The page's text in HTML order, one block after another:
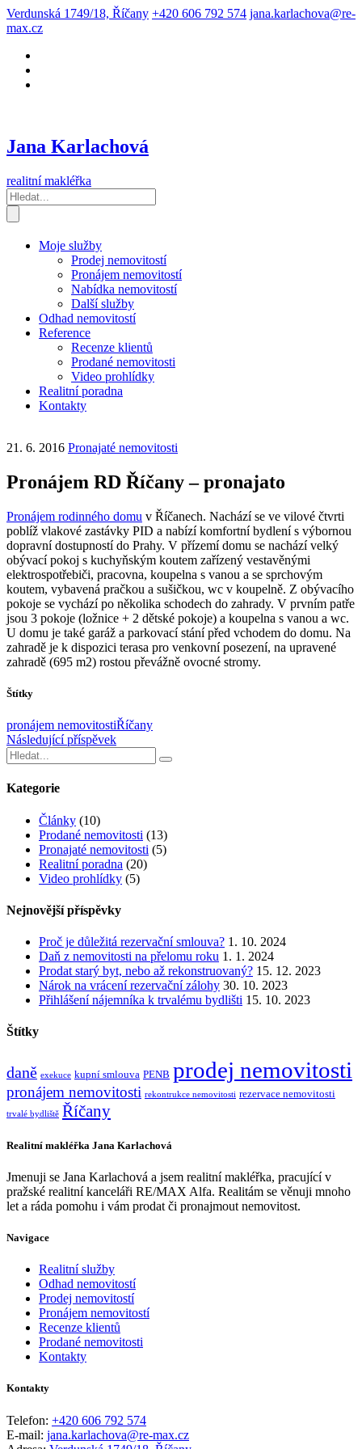
Verdunská 1749/18, Říčany +420 606 792 574 jana.karlachova@re-
max.cz
Jana Karlachová
realitní makléřka
Moje služby
Prodej nemovitostí
Pronájem nemovitostí
Nabídka nemovitostí
Další služby
Odhad nemovitostí
Reference
Recenze klientů
Prodané nemovitosti
Video prohlídky
Realitní poradna
Kontakty
21. 6. 2016 Pronajaté nemovitosti
Pronájem RD Říčany – pronajato
Pronájem rodinného domu v Říčanech. Nachází se ve vilové čtvrti
poblíž vlakové zastávky PID a nabízí komfortní bydlení s výbornou
dopravní dostupností do Prahy. V přízemí domu se nachází velký
obývací pokoj s kuchyňským koutem zařízený vestavěnými
elektrospotřebiči, pracovna, koupelna s vanou a se sprchovým
koutem, vybavená pračkou a sušičkou, wc v koupelně. Z obývacího
pokoje se vychází po několika schodech do zahrady. V prvním patře
jsou 3 pokoje (ložnice + 2 dětské pokoje) a koupelna s vanou a wc.
U domu je také garáž a parkovací stání před vchodem do domu. Na
zahradě je k dispozici terasa pro venkovní posezení, na upravené
zahradě (695 m2) rostou převážně ovocné stromy.
Štítky
pronájem nemovitostiŘíčany
Následující příspěvek
Kategorie
Články (10)
Prodané nemovitosti (13)
Pronajaté nemovitosti (5)
Realitní poradna (20)
Video prohlídky (5)
Nejnovější příspěvky
Proč je důležitá rezervační smlouva? 1. 10. 2024
Daň z nemovitosti na přelomu roku 1. 1. 2024
Prodat starý byt, nebo až rekonstruovaný? 15. 12. 2023
Nárok na vrácení rezervační zálohy 30. 10. 2023
Přihlášení nájemníka k trvalému bydlišti 15. 10. 2023
Štítky
daně exekuce kupní smlouva PENB prodej nemovitosti
pronájem nemovitosti rekontrukce nemovitosti rezervace nemovitosti
trvalé bydliště Říčany
Realitní makléřka Jana Karlachová
Jmenuji se Jana Karlachová a jsem realitní makléřka, pracující v
pražské realitní kanceláři RE/MAX Alfa. Realitám se věnuji mnoho
let a ráda pomohu i vám prodat či pronajmout nemovitost.
Navigace
Realitní služby
Odhad nemovitostí
Prodej nemovitostí
Pronájem nemovitostí
Recenze klientů
Prodané nemovitosti
Kontakty
Kontakty
Telefon: +420 606 792 574
E-mail: jana.karlachova@re-max.cz